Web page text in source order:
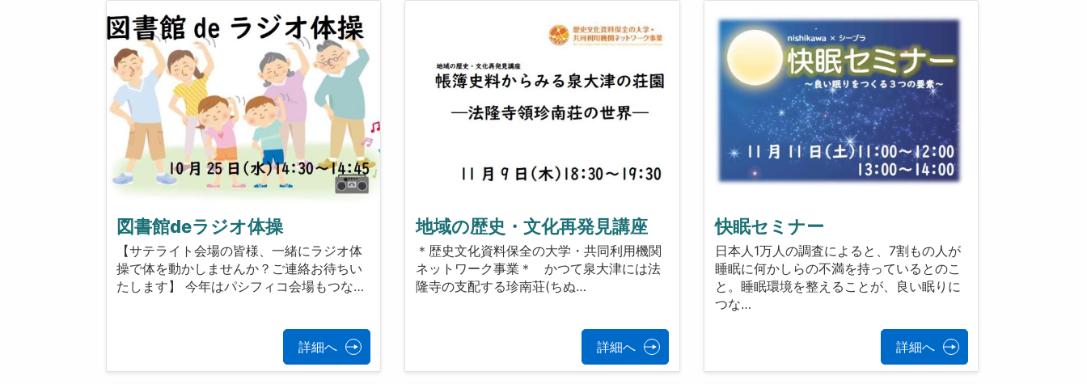
図書館deラジオ体操
【サテライト会場の皆様、一緒にラジオ体
操で体を動かしませんか？ご連絡お待ちい
たします】 今年はパシフィコ会場もつな…
詳細へ
地域の歴史・文化再発見講座
＊歴史文化資料保全の大学・共同利用機関
ネットワーク事業＊ かつて泉大津には法
隆寺の支配する珍南荘(ちぬ…
詳細へ
快眠セミナー
日本人1万人の調査によると、7割もの人が
睡眠に何かしらの不満を持っているとのこ
と。睡眠環境を整えることが、良い眠りに
つな…
詳細へ